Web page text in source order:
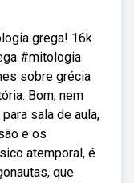
grega! 16k
#mitologia
sobre grécia
Bom, nem
sala de aula,
e os
atemporal, é
que